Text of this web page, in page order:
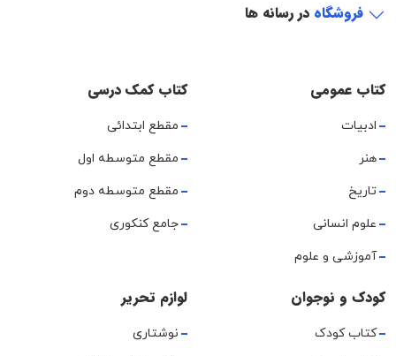
فروشگاه در رسانه ها
کتاب عمومی
ادبیات
هنر
تاریخ
علوم انسانی
آموزشی و علوم
کتاب کمک درسی
مقطع ابتدائی
مقطع متوسطه اول
مقطع متوسطه دوم
جامع کنکوری
کودک و نوجوان
کتاب کودک
لوازم تحریر
نوشتاری